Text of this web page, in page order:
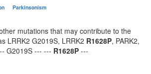
Parkinsonism
mutations that may contribute to the
LRRK2 G2019S, LRRK2 R1628P, PARK2,
G2019S --- --- R1628P ---